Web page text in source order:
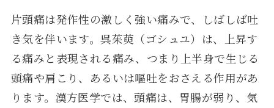
片頭痛は発作性の激しく強い痛みで、しばしば吐
き気を伴います。呉茱萸（ゴシュユ）は、上昇す
る痛みと表現される痛み、つまり上半身で生じる
頭痛や肩こり、あるいは嘔吐をおさえる作用があ
ります。漢方医学では、頭痛は、胃腸が弱り、気